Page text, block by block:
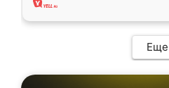
Еще